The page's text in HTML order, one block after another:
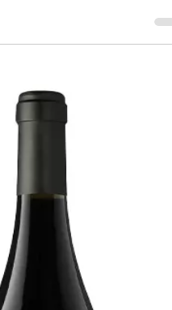
Alkohol ist ein leichter
auch nicht mehr, leichte
aber im Spritz Aperol
durch (klingt zwar etwas
taugt noch zu etwas, bestellt
Wein bei Svinando.